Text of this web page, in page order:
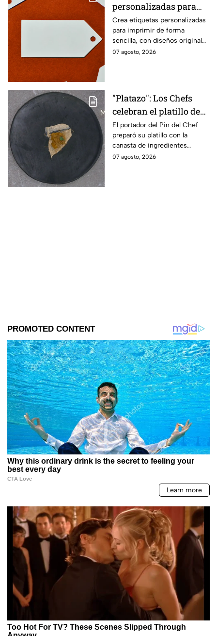
personalizadas para
imprimir
Crea etiquetas personalizadas
para imprimir de forma
sencilla, con diseños originales
y detalles adaptados a tus
07 agosto, 2026
"Platazo": Los Chefs
celebran el platillo de
Lancer en la gala de
salvación de
MasterChef 24/7
El portador del Pin del Chef
preparó su platillo con la
canasta de ingredientes
exóticos que contenía erizo de
07 agosto, 2026